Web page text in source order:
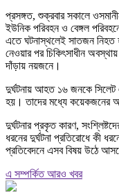
প্রসঙ্গত, শুক্রবার সকালে
ইউনিক পরিবহন ও বেঙ্গল
এতে ঘটনাস্থলেই সাতজন
নেওয়ার পর চিকিৎসাধীন
দাঁড়ায় নয়জনে।
দুর্ঘটনায় আহত ১৬ জনকে সিলেট
হয়। তাদের মধ্যে কয়েকজনের
দুর্ঘটনার প্রকৃত কারণ,
ধরনের দুর্ঘটনা প্রতিরোধে কী
প্রতিবেদনে এসব বিষয় উঠে
এ সম্পর্কিত আরও খবর